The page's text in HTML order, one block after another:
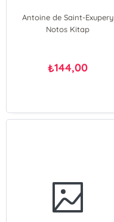
Antoine de Saint-Exupery
Notos Kitap
₺144,00